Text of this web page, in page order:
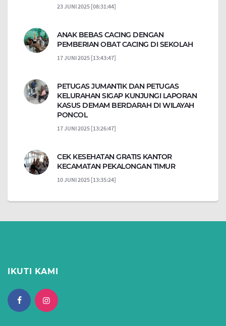
23 JUNI 2025 [08:31:44]
ANAK BEBAS CACING DENGAN
PEMBERIAN OBAT CACING DI SEKOLAH
17 JUNI 2025 [13:43:47]
PETUGAS JUMANTIK DAN PETUGAS
KELURAHAN SIGAP KUNJUNGI LAPORAN
KASUS DEMAM BERDARAH DI WILAYAH
PONCOL
17 JUNI 2025 [13:26:47]
CEK KESEHATAN GRATIS KANTOR
KECAMATAN PEKALONGAN TIMUR
10 JUNI 2025 [13:35:24]
IKUTI KAMI